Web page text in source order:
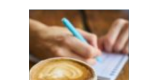
tidlösa skönhet och
förmåga att förmedla
känslor och uttryck på
ett unikt sätt. I denna
artikel kommer vi att ge